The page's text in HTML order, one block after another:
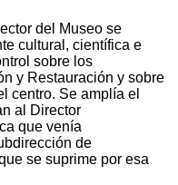
del Museo se
cultural, científica e
sobre los
y Restauración y sobre
centro. Se amplía el
al Director
que venía
de
se suprime por esa